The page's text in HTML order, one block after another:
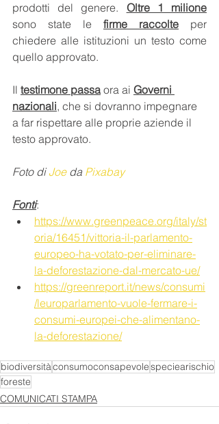
prodotti del genere. Oltre 1 milione
sono state le firme raccolte per
chiedere alle istituzioni un testo come
quello approvato.
Il testimone passa ora ai Governi
nazionali, che si dovranno impegnare
a far rispettare alle proprie aziende il
testo approvato.
Foto di Joe da Pixabay
Fonti:
https://www.greenpeace.org/italy/st
oria/16451/vittoria-il-parlamento-
europeo-ha-votato-per-eliminare-
la-deforestazione-dal-mercato-ue/
https://greenreport.it/news/consumi
/leuroparlamento-vuole-fermare-i-
consumi-europei-che-alimentano-
la-deforestazione/
biodiversitàconsumoconsapevolespeciearischio
foreste
COMUNICATI STAMPA